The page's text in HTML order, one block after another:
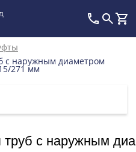
с наружным диаметром
271 мм
с наружным